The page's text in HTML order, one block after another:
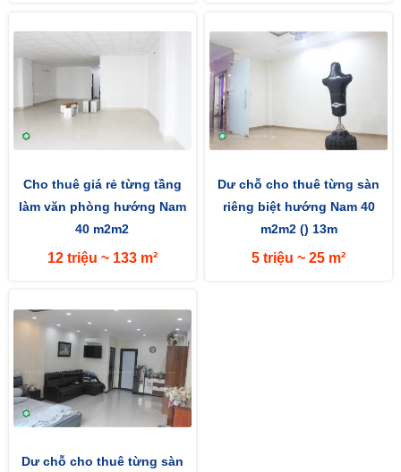
Cho thuê giá rẻ từng tầng
làm văn phòng hướng Nam
40 m2m2
12 triệu ~ 133 m²
Dư chỗ cho thuê từng sàn
riêng biệt hướng Nam 40
m2m2 () 13m
5 triệu ~ 25 m²
Dư chỗ cho thuê từng sàn